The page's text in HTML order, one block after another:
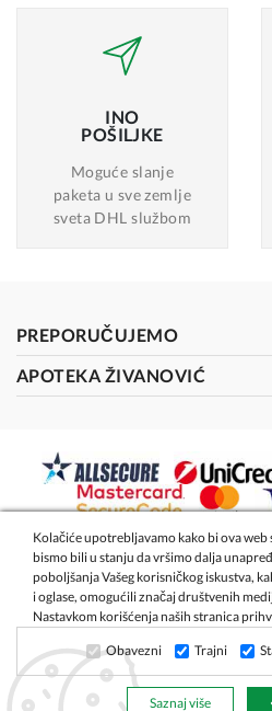
INO
POŠILJKE
Moguće slanje
paketa u sve zemlje
sveta DHL službom
PREPORUČUJEMO
APOTEKA ŽIVANOVIĆ
2026 - Apoteka
Kolačiće upotrebljavamo kako bi ova
bismo bili u stanju da vršimo dalja
poboljšanja Vašeg korisničkog iskustva,
i oglase, omogućili značaj društvenih
Nastavkom korišćenja naših stranica
Obavezni Trajni
Saznaj više